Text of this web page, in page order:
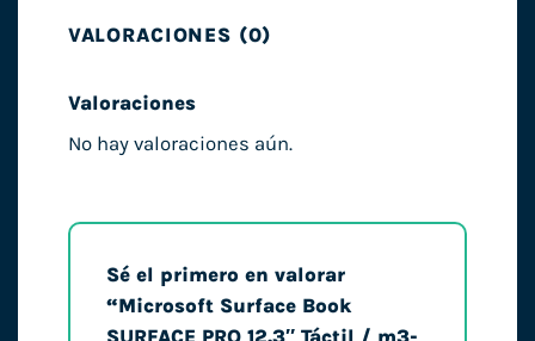
VALORACIONES (0)
Valoraciones
No hay valoraciones aún.
Sé el primero en valorar
“Microsoft Surface Book